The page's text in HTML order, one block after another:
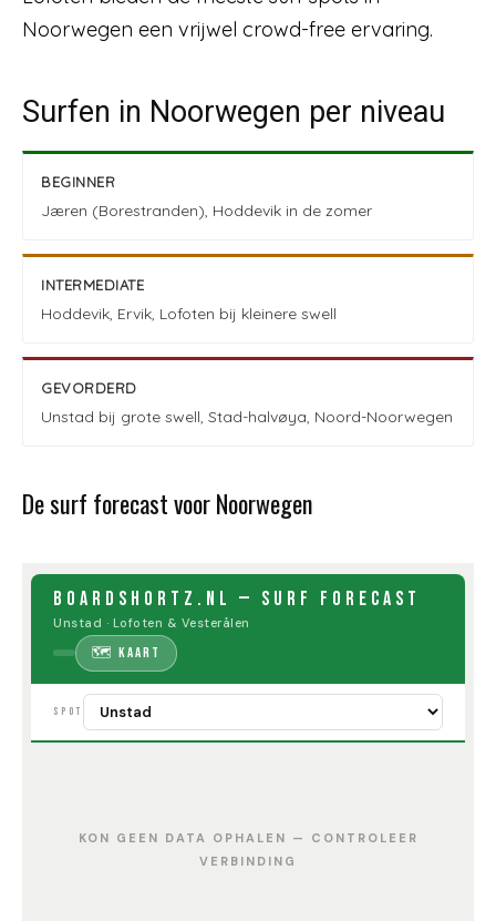
Noorwegen een vrijwel crowd-free ervaring.
Surfen in Noorwegen per niveau
BEGINNER
Jæren (Borestranden), Hoddevik in de zomer
INTERMEDIATE
Hoddevik, Ervik, Lofoten bij kleinere swell
GEVORDERD
Unstad bij grote swell, Stad-halvøya, Noord-Noorwegen
De surf forecast voor Noorwegen
BOARDSHORTZ.NL — SURF FORECAST
Unstad · Lofoten & Vesterålen
🗺 Kaart
SPOT
KON GEEN DATA OPHALEN — CONTROLEER
VERBINDING